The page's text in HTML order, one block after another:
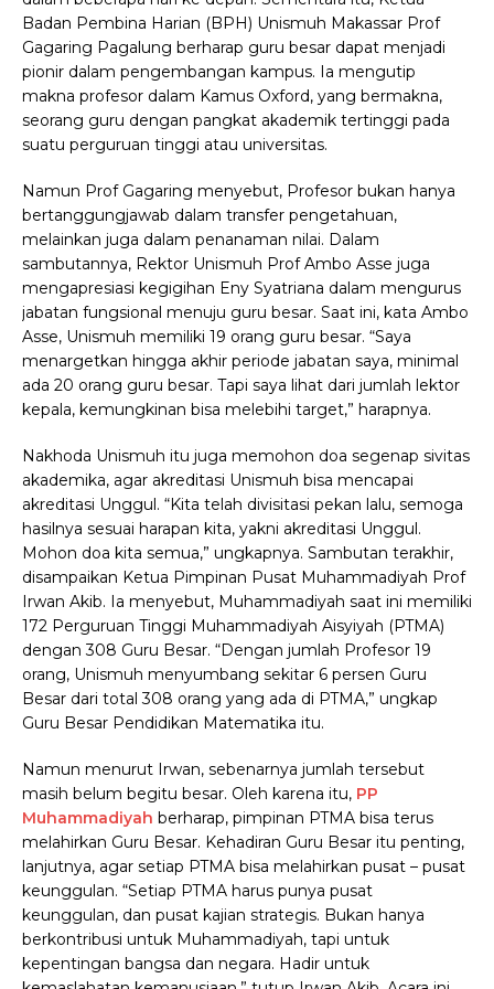
Badan Pembina Harian (BPH) Unismuh Makassar Prof
Gagaring Pagalung berharap guru besar dapat menjadi
pionir dalam pengembangan kampus. Ia mengutip
makna profesor dalam Kamus Oxford, yang bermakna,
seorang guru dengan pangkat akademik tertinggi pada
suatu perguruan tinggi atau universitas.
Namun Prof Gagaring menyebut, Profesor bukan hanya
bertanggungjawab dalam transfer pengetahuan,
melainkan juga dalam penanaman nilai. Dalam
sambutannya, Rektor Unismuh Prof Ambo Asse juga
mengapresiasi kegigihan Eny Syatriana dalam mengurus
jabatan fungsional menuju guru besar. Saat ini, kata Ambo
Asse, Unismuh memiliki 19 orang guru besar. “Saya
menargetkan hingga akhir periode jabatan saya, minimal
ada 20 orang guru besar. Tapi saya lihat dari jumlah lektor
kepala, kemungkinan bisa melebihi target,” harapnya.
Nakhoda Unismuh itu juga memohon doa segenap sivitas
akademika, agar akreditasi Unismuh bisa mencapai
akreditasi Unggul. “Kita telah divisitasi pekan lalu, semoga
hasilnya sesuai harapan kita, yakni akreditasi Unggul.
Mohon doa kita semua,” ungkapnya. Sambutan terakhir,
disampaikan Ketua Pimpinan Pusat Muhammadiyah Prof
Irwan Akib. Ia menyebut, Muhammadiyah saat ini memiliki
172 Perguruan Tinggi Muhammadiyah Aisyiyah (PTMA)
dengan 308 Guru Besar. “Dengan jumlah Profesor 19
orang, Unismuh menyumbang sekitar 6 persen Guru
Besar dari total 308 orang yang ada di PTMA,” ungkap
Guru Besar Pendidikan Matematika itu.
Namun menurut Irwan, sebenarnya jumlah tersebut
masih belum begitu besar. Oleh karena itu, PP
Muhammadiyah berharap, pimpinan PTMA bisa terus
melahirkan Guru Besar. Kehadiran Guru Besar itu penting,
lanjutnya, agar setiap PTMA bisa melahirkan pusat – pusat
keunggulan. “Setiap PTMA harus punya pusat
keunggulan, dan pusat kajian strategis. Bukan hanya
berkontribusi untuk Muhammadiyah, tapi untuk
kepentingan bangsa dan negara. Hadir untuk